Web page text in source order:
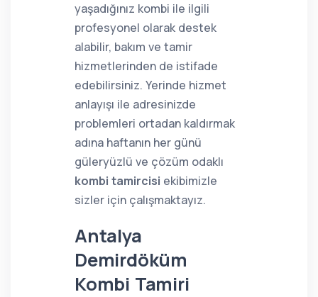
yaşadığınız kombi ile ilgili
profesyonel olarak destek
alabilir, bakım ve tamir
hizmetlerinden de istifade
edebilirsiniz. Yerinde hizmet
anlayışı ile adresinizde
problemleri ortadan kaldırmak
adına haftanın her günü
güleryüzlü ve çözüm odaklı
kombi tamircisi ekibimizle
sizler için çalışmaktayız.
Antalya
Demirdöküm
Kombi Tamiri